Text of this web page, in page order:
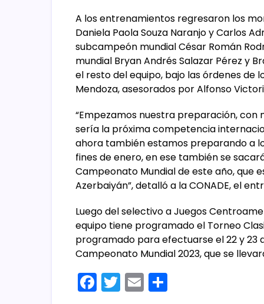
A los entrenamientos regresaron los
Daniela Paola Souza Naranjo y Carlos
subcampeón mundial César Román
mundial Bryan Andrés Salazar Pérez y
el resto del equipo, bajo las órdenes de
Mendoza, asesorados por Alfonso
“Empezamos nuestra preparación, con
sería la próxima competencia
ahora también estamos preparando a
fines de enero, en ese también se
Campeonato Mundial de este año, que
Azerbaiyán”, detalló a la CONADE, el
Luego del selectivo a Juegos
equipo tiene programado el Torneo
programado para efectuarse el 22 y 23
Campeonato Mundial 2023, que se
F T E